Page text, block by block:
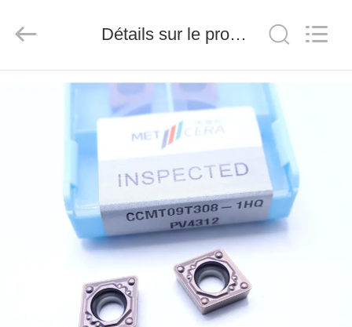
MAISON
PRODUITS
PROPOS
Advanced
Materials
Rights
Détails sur le produit